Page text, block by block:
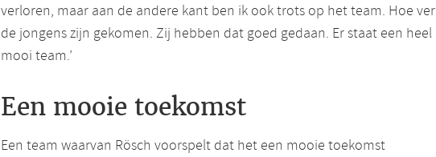
verloren, maar aan de andere kant ben ik ook trots op het team. Hoe ver
de jongens zijn gekomen. Zij hebben dat goed gedaan. Er staat een heel
mooi team.’
Een mooie toekomst
Een team waarvan Rösch voorspelt dat het een mooie toekomst